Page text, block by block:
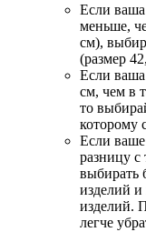
Если ваша
меньше,
см),
(размер
Если ваша
см, чем в
то
которому
Если ваше
разницу с
выбирать
изделий
изделий.
легче